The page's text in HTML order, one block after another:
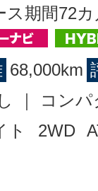
ス期間72
68,000km
｜ コン
ト 2WD